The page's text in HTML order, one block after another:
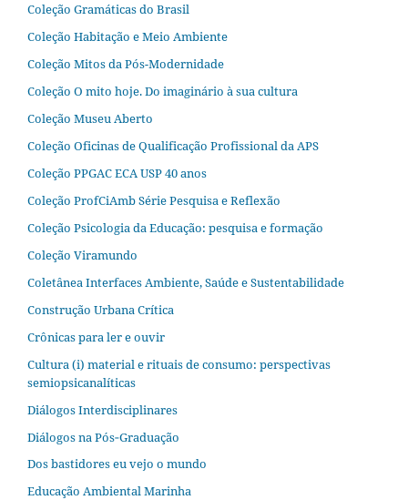
Coleção Gramáticas do Brasil
Coleção Habitação e Meio Ambiente
Coleção Mitos da Pós-Modernidade
Coleção O mito hoje. Do imaginário à sua cultura
Coleção Museu Aberto
Coleção Oficinas de Qualificação Profissional da APS
Coleção PPGAC ECA USP 40 anos
Coleção ProfCiAmb Série Pesquisa e Reflexão
Coleção Psicologia da Educação: pesquisa e formação
Coleção Viramundo
Coletânea Interfaces Ambiente, Saúde e Sustentabilidade
Construção Urbana Crítica
Crônicas para ler e ouvir
Cultura (i) material e rituais de consumo: perspectivas
semiopsicanalíticas
Diálogos Interdisciplinares
Diálogos na Pós‐Graduação
Dos bastidores eu vejo o mundo
Educação Ambiental Marinha